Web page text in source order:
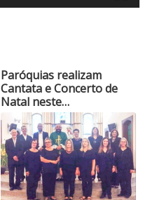
Paróquias realizam
Cantata e Concerto de
Natal neste…